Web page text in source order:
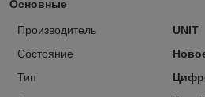
Основные
Производитель
UNIT
Состояние
Тип